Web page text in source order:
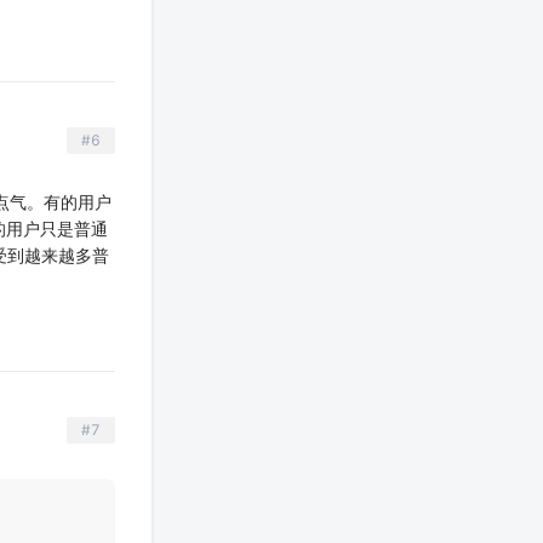
#6
气。有的用户
户只是普通
到越来越多普
#7